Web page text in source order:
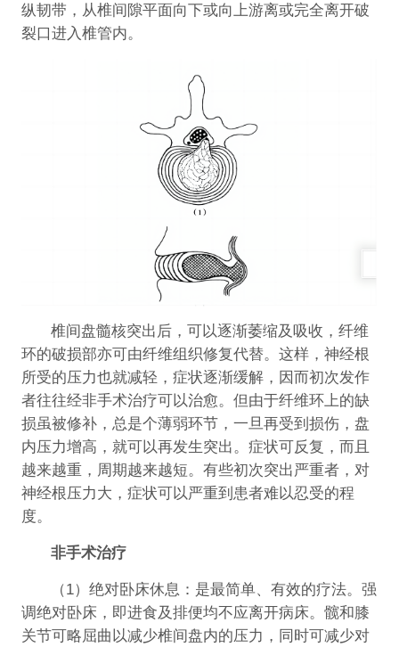
纵韧带，从椎间隙平面向下或向上游离或完全离开破
裂口进入椎管内。
椎间盘髓核突出后，可以逐渐萎缩及吸收，纤维
环的破损部亦可由纤维组织修复代替。这样，神经根
所受的压力也就减轻，症状逐渐缓解，因而初次发作
者往往经非手术治疗可以治愈。但由于纤维环上的缺
损虽被修补，总是个薄弱环节，一旦再受到损伤，盘
内压力增高，就可以再发生突出。症状可反复，而且
越来越重，周期越来越短。有些初次突出严重者，对
神经根压力大，症状可以严重到患者难以忍受的程
度。
非手术治疗
（1）绝对卧床休息：是最简单、有效的疗法。强
调绝对卧床，即进食及排便均不应离开病床。髋和膝
关节可略屈曲以减少椎间盘内的压力，同时可减少对